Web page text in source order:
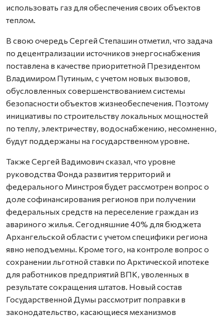
использовать газ для обеспечения своих объектов
теплом.
В свою очередь Сергей Степашин отметил, что задача
по децентрализации источников энергоснабжения
поставлена в качестве приоритетной Президентом
Владимиром Путиным, с учетом новых вызовов,
обусловленных совершенствованием системы
безопасности объектов жизнеобеспечения. Поэтому
инициативы по строительству локальных мощностей
по теплу, электричеству, водоснабжению, несомненно,
будут поддержаны на государственном уровне.
Также Сергей Вадимович сказал, что уровне
руководства Фонда развития территорий и
федерального Минстроя будет рассмотрен вопрос о
доле софинансирования регионов при получении
федеральных средств на переселение граждан из
авариного жилья. Сегодняшние 40% для бюджета
Архангельской области с учетом специфики региона
явно неподъемны. Кроме того, на контроле вопрос о
сохранении льготной ставки по Арктической ипотеке
для работников предприятий ВПК, уволенных в
результате сокращения штатов. Новый состав
Государственной Думы рассмотрит поправки в
законодательство, касающиеся механизмов